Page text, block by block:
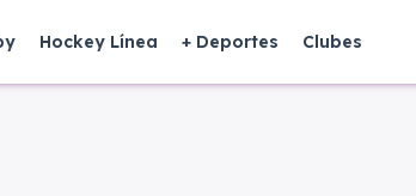
Hockey Línea + Deportes Clubes